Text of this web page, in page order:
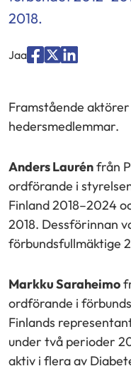
2018.
Jaa
"Facebook"
"X""LinkedIn"
Framstående
hedersmedlemmar.
Anders Laurénfrån
ordförande i
Finland 2018–2024
2018. Dessförinnan
förbundsfullmäktige
Markku Saraheimo
ordförande i
Finlands
under två perioder
aktiv i flera av